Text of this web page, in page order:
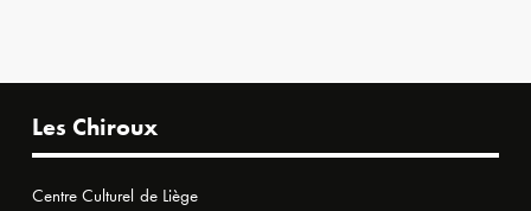
Les Chiroux
Centre Culturel de Liège